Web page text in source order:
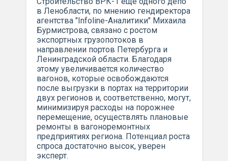
в Ленобласти, по мнению гендиректора
агентства "Infoline-Аналитики" Михаила
Бурмистрова, связано с ростом
экспортных грузопотоков в
направлении портов Петербурга и
Ленинградской области. Благодаря
этому увеличивается количество
вагонов, которые освобождаются
после выгрузки в портах на территории
двух регионов и, соответственно, могут,
минимизируя расходы на порожнее
перемещение, осуществлять плановые
ремонты в вагоноремонтных
предприятиях региона. Потенциал роста
спроса достаточно высок, уверен
эксперт.